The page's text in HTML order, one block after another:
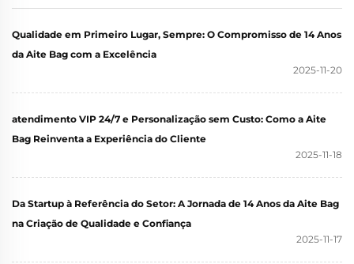
Compras e Comércio
para Presente
Qualidade em Primeiro Lugar, Sempre: O Compromisso de 14 Anos
da Aite Bag com a Excelência
2025-11-20
atendimento VIP 24/7 e Personalização sem Custo: Como a Aite
Bag Reinventa a Experiência do Cliente
2025-11-18
Da Startup à Referência do Setor: A Jornada de 14 Anos da Aite Bag
na Criação de Qualidade e Confiança
2025-11-17